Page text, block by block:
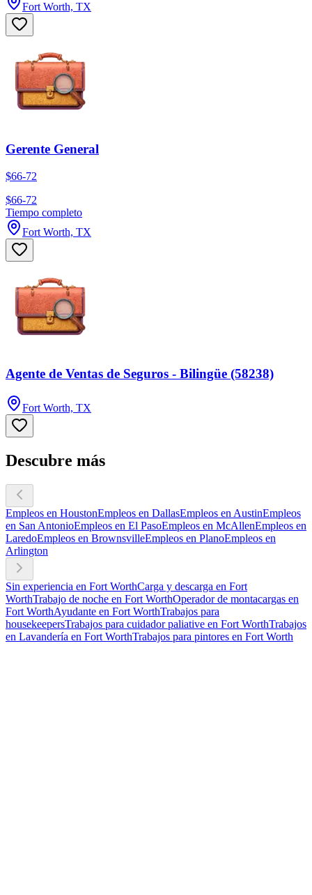
Fort Worth, TX
Gerente General
$66-72
$66-72
Tiempo completo
Fort Worth, TX
Agente de Ventas de Seguros - Bilingüe (58238)
Fort Worth, TX
Descubre más
Empleos en HoustonEmpleos en DallasEmpleos en AustinEmpleos
en San AntonioEmpleos en El PasoEmpleos en McAllenEmpleos en
LaredoEmpleos en BrownsvilleEmpleos en PlanoEmpleos en
Arlington
Sin experiencia en Fort WorthCarga y descarga en Fort
WorthTrabajo de noche en Fort WorthOperador de montacargas en
Fort WorthAyudante en Fort WorthTrabajos para
housekeepersTrabajos para cuidador paliative en Fort WorthTrabajos
en Lavandería en Fort WorthTrabajos para pintores en Fort Worth